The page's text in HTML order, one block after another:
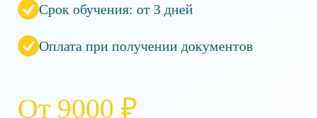
Срок обучения: от 3 дней
Оплата при получении документов
От 9000 ₽